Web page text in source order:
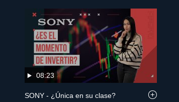
08:23
SONY - ¿Única en su clase?